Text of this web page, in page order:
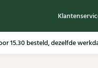
verzending in NL vanaf 79,95*